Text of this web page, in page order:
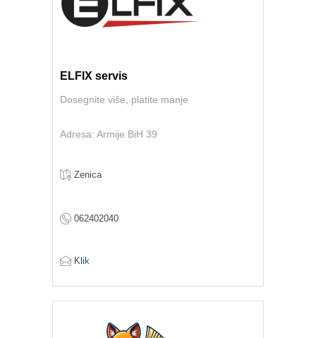
ELFIX servis
Dosegnite više, platite manje
Adresa: Armije BiH 39
Zenica
062402040
Klik